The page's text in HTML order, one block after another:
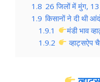
1.8 26 जिलों में मुंग,
1.9 किसानों ने दी थी
1.9.1
मंडी भाव
1.9.2
व्हाट्सऐप